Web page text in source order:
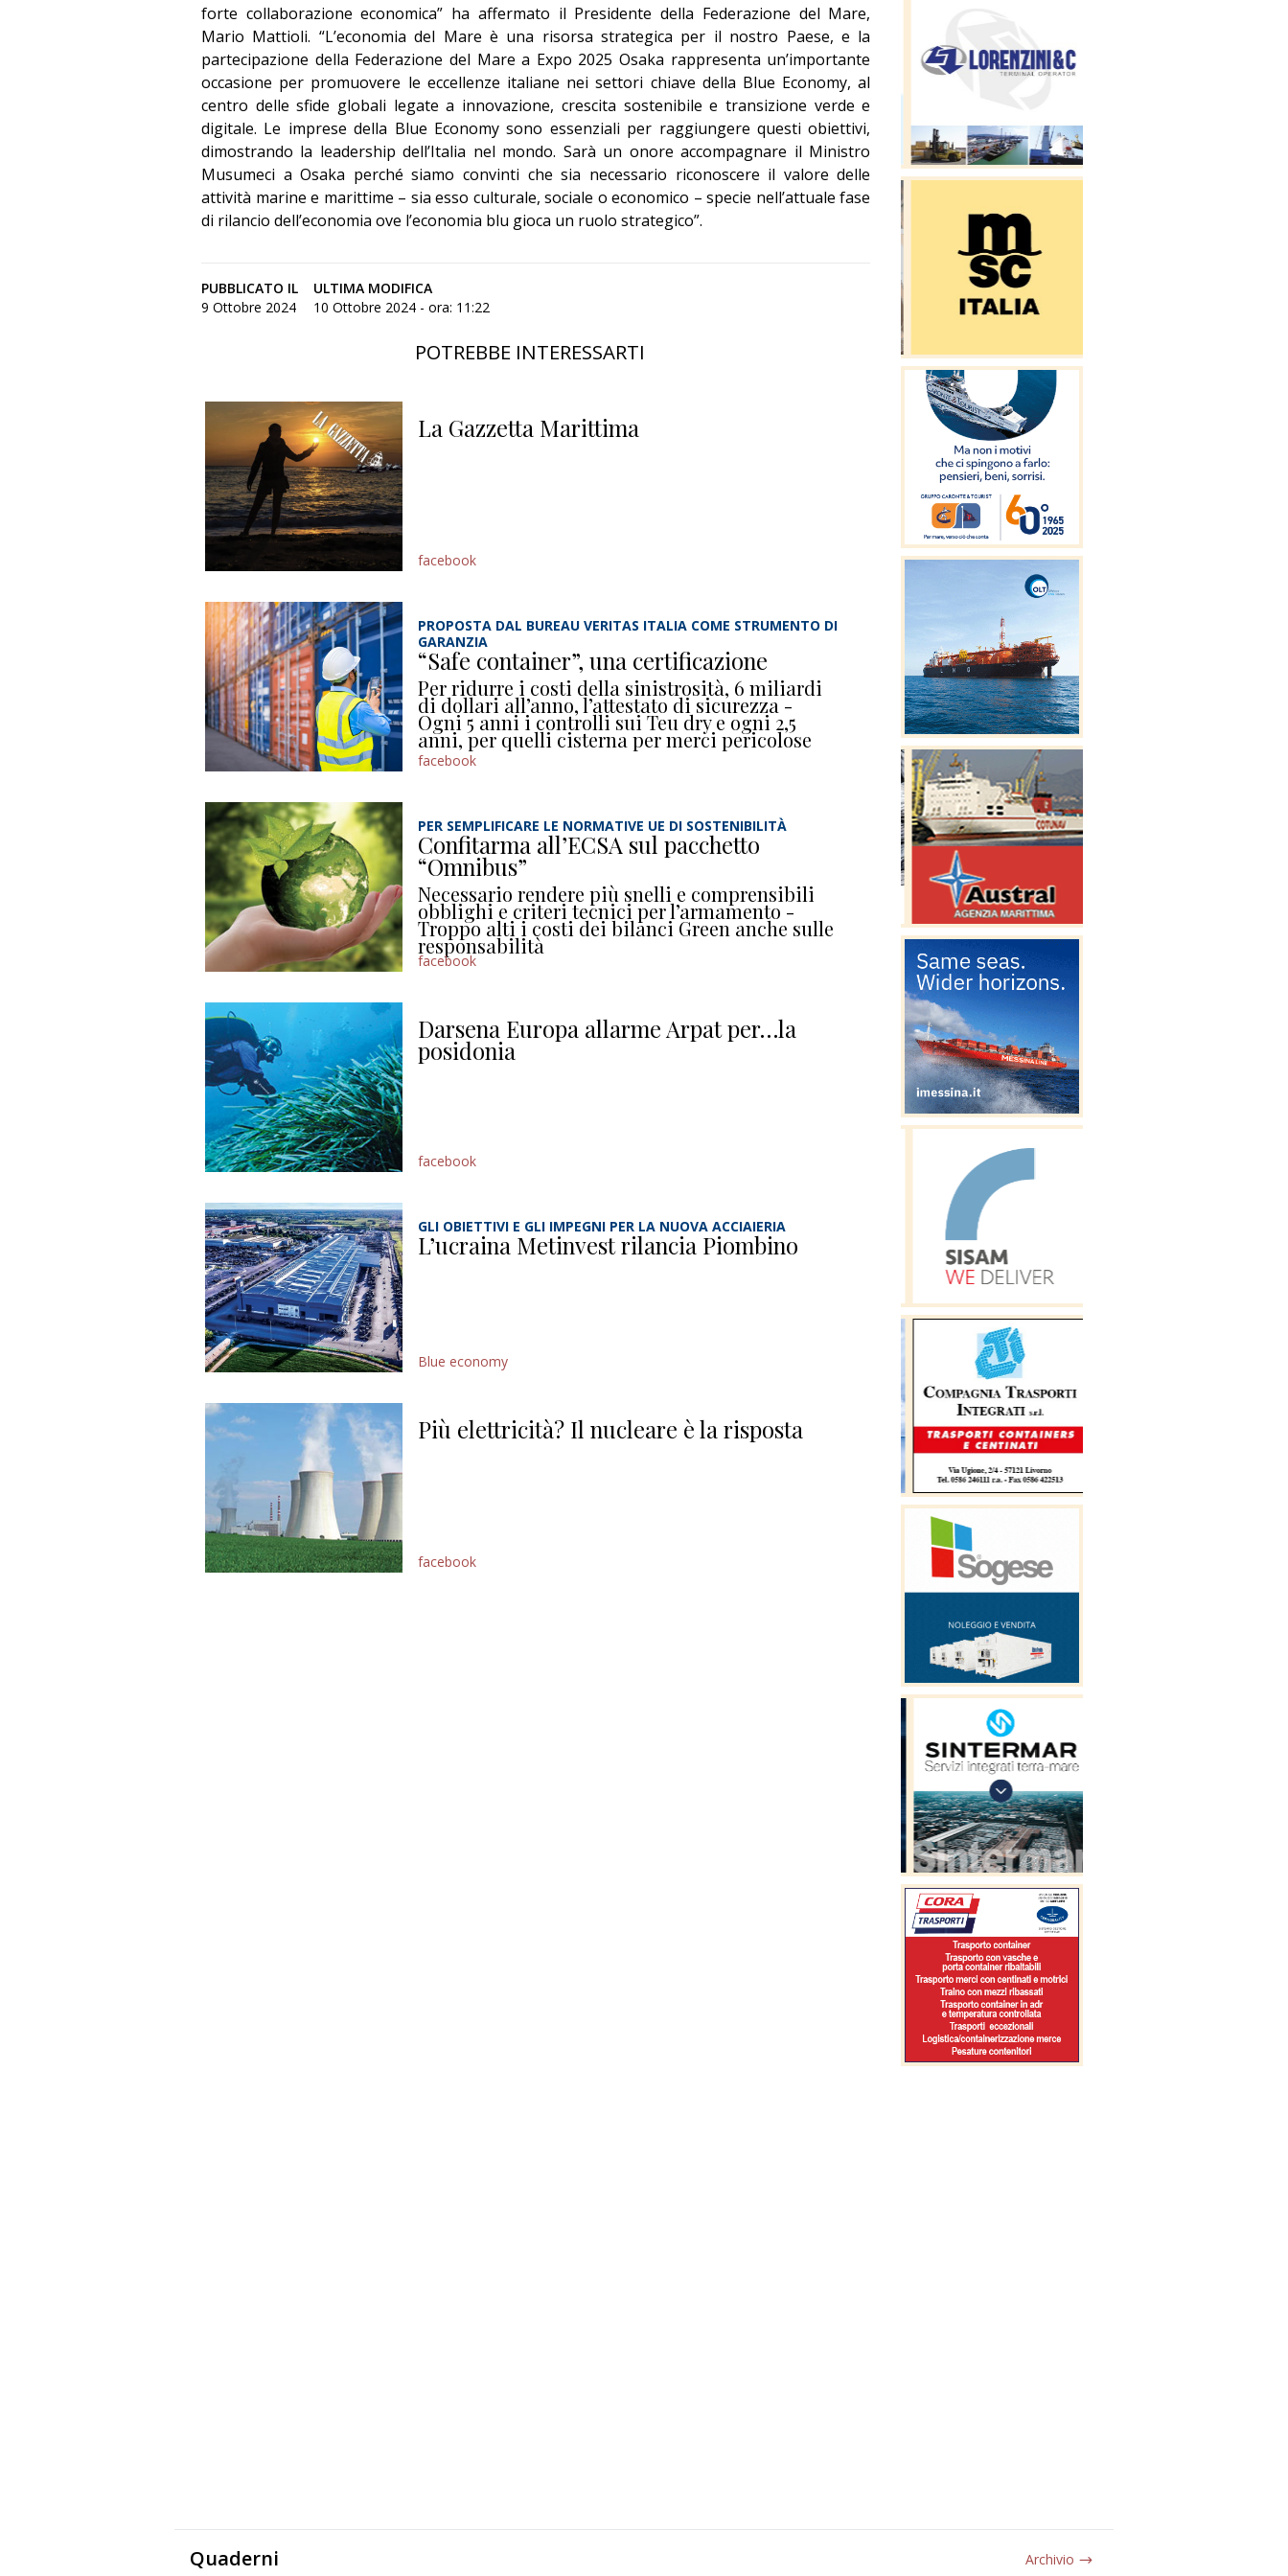
forte collaborazione economica” ha affermato il Presidente della Federazione del Mare,
Mario Mattioli. “L’economia del Mare è una risorsa strategica per il nostro Paese, e la
partecipazione della Federazione del Mare a Expo 2025 Osaka rappresenta un’importante
occasione per promuovere le eccellenze italiane nei settori chiave della Blue Economy, al
centro delle sfide globali legate a innovazione, crescita sostenibile e transizione verde e
digitale. Le imprese della Blue Economy sono essenziali per raggiungere questi obiettivi,
dimostrando la leadership dell’Italia nel mondo. Sarà un onore accompagnare il Ministro
Musumeci a Osaka perché siamo convinti che sia necessario riconoscere il valore delle
attività marine e marittime – sia esso culturale, sociale o economico – specie nell’attuale fase
di rilancio dell’economia ove l’economia blu gioca un ruolo strategico”.
PUBBLICATO IL
9 Ottobre 2024
ULTIMA MODIFICA
10 Ottobre 2024 - ora: 11:22
POTREBBE INTERESSARTI
La Gazzetta Marittima
facebook
PROPOSTA DAL BUREAU VERITAS ITALIA COME STRUMENTO DI
GARANZIA
“Safe container”, una certificazione
Per ridurre i costi della sinistrosità, 6 miliardi
di dollari all’anno, l’attestato di sicurezza -
Ogni 5 anni i controlli sui Teu dry e ogni 2,5
anni, per quelli cisterna per merci pericolose
facebook
PER SEMPLIFICARE LE NORMATIVE UE DI SOSTENIBILITÀ
Confitarma all’ECSA sul pacchetto
“Omnibus”
Necessario rendere più snelli e comprensibili
obblighi e criteri tecnici per l’armamento -
Troppo alti i costi dei bilanci Green anche sulle
responsabilità
facebook
Darsena Europa allarme Arpat per…la
posidonia
facebook
GLI OBIETTIVI E GLI IMPEGNI PER LA NUOVA ACCIAIERIA
L’ucraina Metinvest rilancia Piombino
Blue economy
Più elettricità? Il nucleare è la risposta
facebook
Quaderni Archivio